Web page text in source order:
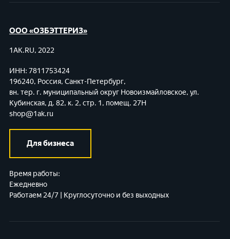
ООО «ОЗБЭТТЕРИЗ»
1AK.RU, 2022
ИНН: 7811753424
196240, Россия, Санкт-Петербург,
вн. тер. г. муниципальный округ Новоизмайловское, ул.
Кубинская, д. 82, к. 2, стр. 1, помещ. 27Н
shop@1ak.ru
Для бизнеса
Время работы:
Ежедневно
Работаем 24/7 | Круглосуточно и без выходных